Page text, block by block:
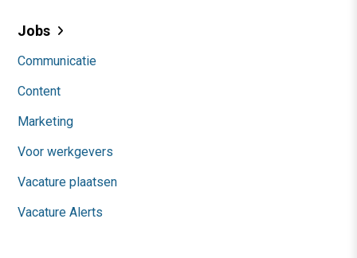
Jobs
Communicatie
Content
Marketing
Voor werkgevers
Vacature plaatsen
Vacature Alerts